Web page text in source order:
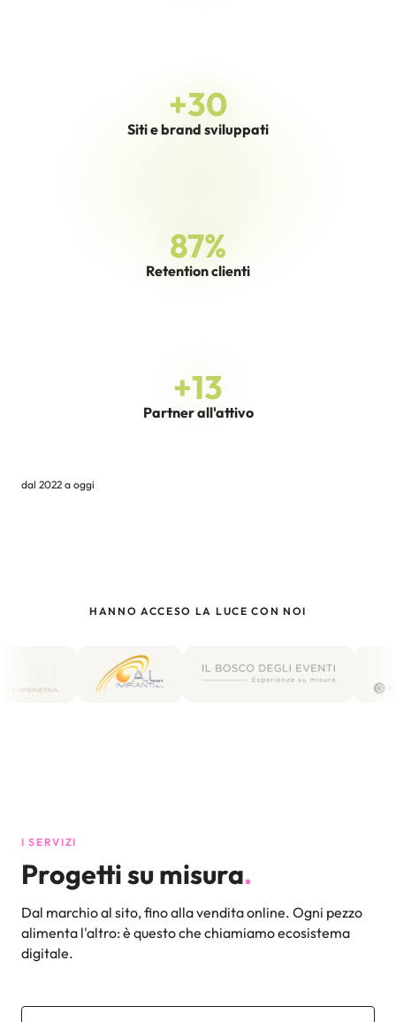
+30
Siti e brand sviluppati
87%
Retention clienti
+13
Partner all'attivo
dal 2022 a oggi
HANNO ACCESO LA LUCE CON NOI
I SERVIZI
Progetti su misura.
Dal marchio al sito, fino alla vendita online. Ogni pezzo
alimenta l'altro: è questo che chiamiamo ecosistema
digitale.